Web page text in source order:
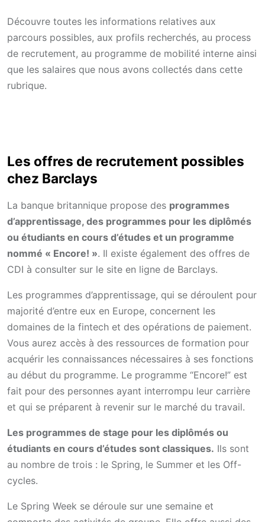
Découvre toutes les informations relatives aux
parcours possibles, aux profils recherchés, au process
de recrutement, au programme de mobilité interne ainsi
que les salaires que nous avons collectés dans cette
rubrique.
Les offres de recrutement possibles
chez Barclays
La banque britannique propose des programmes
d’apprentissage, des programmes pour les diplômés
ou étudiants en cours d’études et un programme
nommé « Encore! ». Il existe également des offres de
CDI à consulter sur le site en ligne de Barclays.
Les programmes d’apprentissage, qui se déroulent pour
majorité d’entre eux en Europe, concernent les
domaines de la fintech et des opérations de paiement.
Vous aurez accès à des ressources de formation pour
acquérir les connaissances nécessaires à ses fonctions
au début du programme. Le programme “Encore!” est
fait pour des personnes ayant interrompu leur carrière
et qui se préparent à revenir sur le marché du travail.
Les programmes de stage pour les diplômés ou
étudiants en cours d’études sont classiques. Ils sont
au nombre de trois : le Spring, le Summer et les Off-
cycles.
Le Spring Week se déroule sur une semaine et